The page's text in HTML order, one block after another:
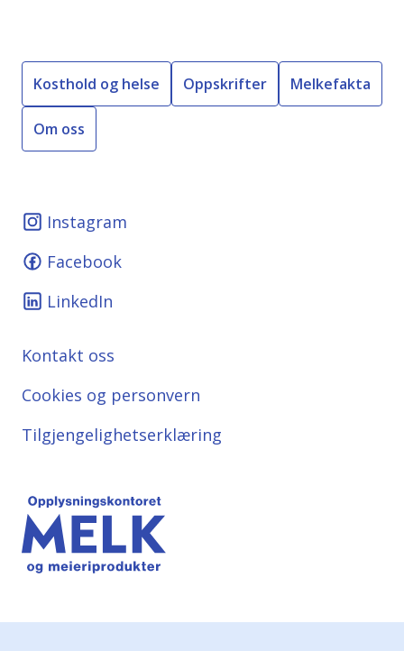
Kosthold og helse Oppskrifter Melkefakta
Om oss
Instagram
Facebook
LinkedIn
Kontakt oss
Cookies og personvern
Tilgjengelighetserklæring